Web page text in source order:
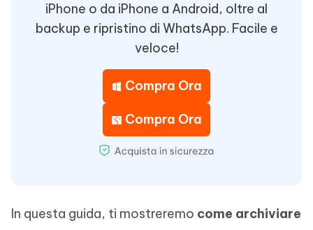
iPhone o da iPhone a Android, oltre al
backup e ripristino di WhatsApp. Facile e
veloce!
Compra Ora
Compra Ora
In questa guida, ti mostreremo come archiviare